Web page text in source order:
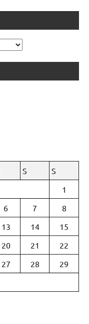
S
S
1
6 7
8
13 14
15
20 21
22
27 28
29